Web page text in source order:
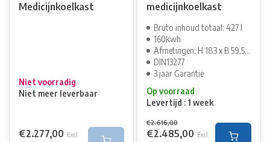
Medicijnkoelkast
Niet voorradig
Niet meer leverbaar
€2.277,00 Excl.
medicijnkoelkast
Bruto inhoud totaal: 427 l
160kwh
Afmetingen: H 183 x B 59,5 cm
DIN13277
3 jaar Garantie
Op voorraad
Levertijd : 1 week
€2.616,00
€2.485,00 Excl.